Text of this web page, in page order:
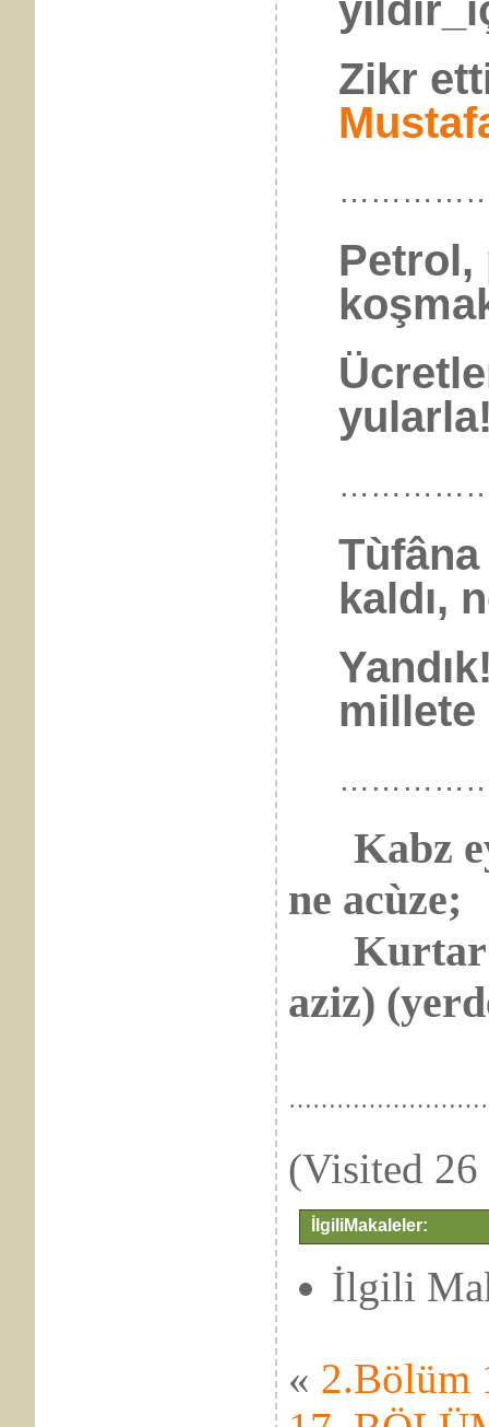
Zikr
Petrol,
kaldı,
millete
Kabz
ne acùze;
aziz)
(Visited
İlgiliMakaleler:
İlgili
« 2.Bölüm